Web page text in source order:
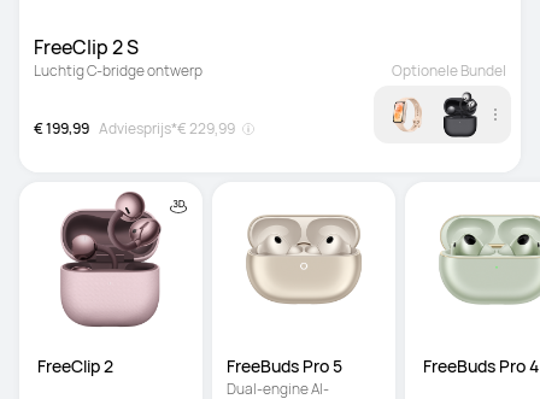
Luchtig C-bridge ontwerp
€ 199,99 Adviesprijs*€ 229,99
Optionele Bundel
FreeClip 2 FreeBuds Pro 5
Dual-engine AI-
FreeBuds Pro 4